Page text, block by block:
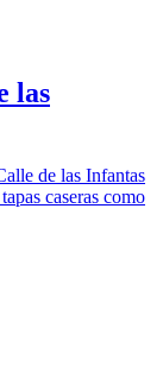
las
de las Infantas
caseras como